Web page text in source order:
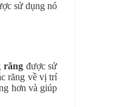
sử dụng nó
răng được sử
răng về vị trí
hơn và giúp